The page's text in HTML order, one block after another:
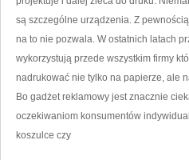
są szczególne urządzenia. Z
na to nie pozwala. W ostatnich latach
wykorzystują przede wszystkim firmy
nadrukować nie tylko na papierze, ale
Bo gadżet reklamowy jest znacznie
oczekiwaniom konsumentów
koszulce czy